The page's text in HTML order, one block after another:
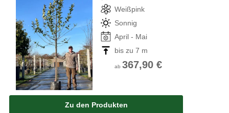
Weißpink
Sonnig
April - Mai
bis zu 7 m
ab 367,90 €
Zu den Produkten